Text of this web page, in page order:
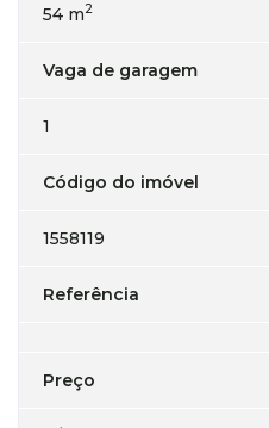
54 m2
Vaga de garagem
1
Código do imóvel
1558119
Referência
Preço